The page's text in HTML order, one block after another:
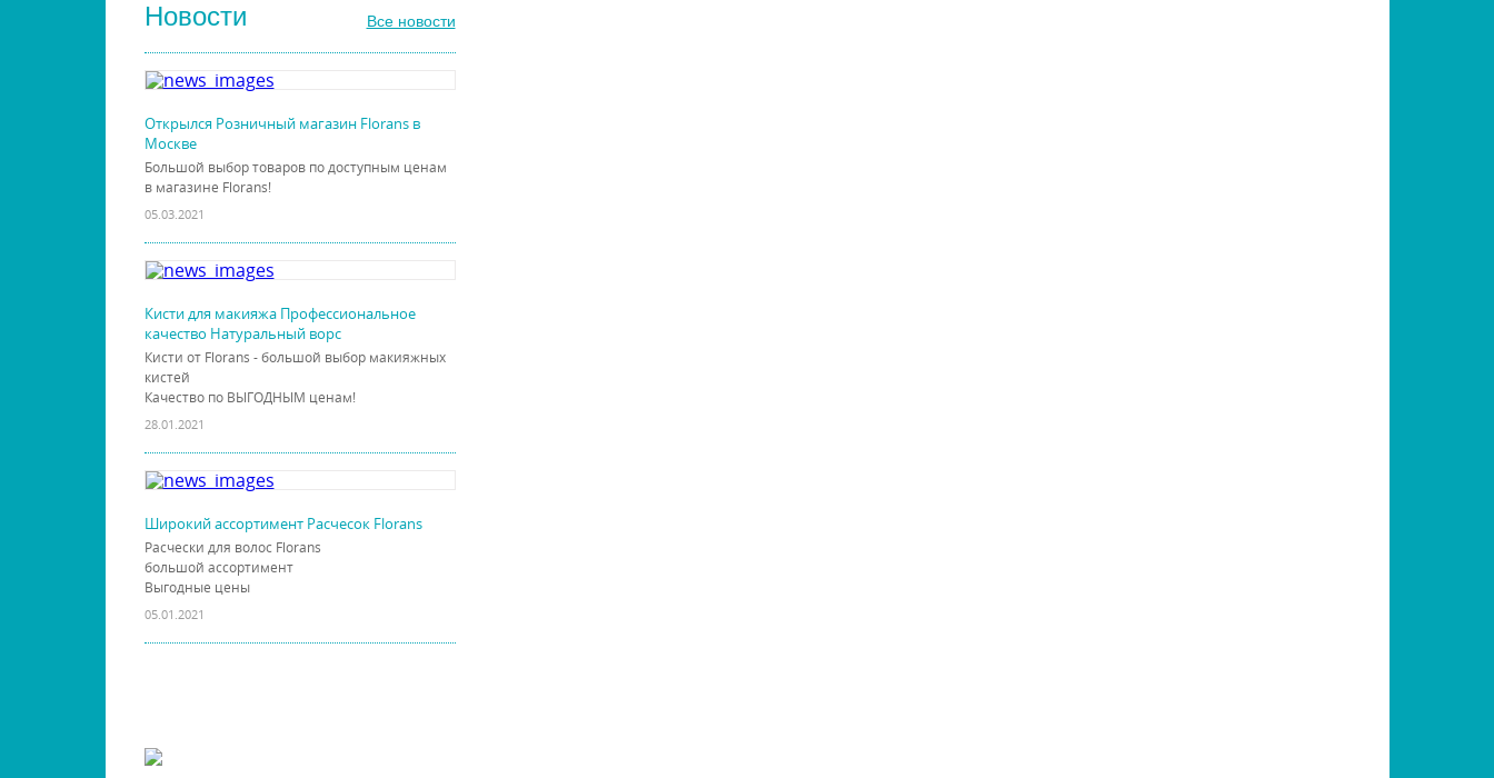
Новости Все новости
Открылся Розничный магазин Florans в
Москве
Большой выбор товаров по доступным ценам
в магазине Florans!
05.03.2021
Кисти для макияжа Профессиональное
качество Натуральный ворс
Кисти от Florans - большой выбор макияжных
кистей
Качество по ВЫГОДНЫМ ценам!
28.01.2021
Широкий ассортимент Расчесок Florans
Расчески для волос Florans
большой ассортимент
Выгодные цены
05.01.2021